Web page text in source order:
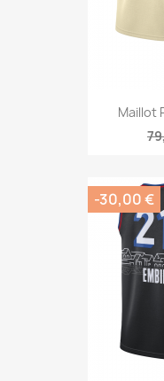
Maillot
-30,00 €